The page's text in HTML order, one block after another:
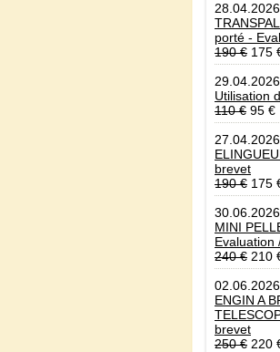
28.04.2026
porté -
190 € 175
29.04.2026
Utilisation
110 € 95 €
27.04.2026
brevet
190 € 175
30.06.2026
MINI
Evaluation
240 € 210
02.06.2026
ENGIN A
brevet
250 € 220